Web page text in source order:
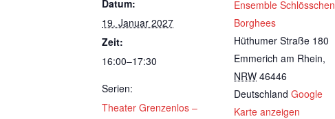
Datum:
19. Januar 2027
Zeit:
16:00–17:30
Serien:
Theater Grenzenlos –
Ensemble Schlösschen
Borghees
Hüthumer Straße 180
Emmerich am Rhein,
NRW 46446
Deutschland Google
Karte anzeigen